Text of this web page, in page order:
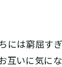
は窮屈す
互いに気に